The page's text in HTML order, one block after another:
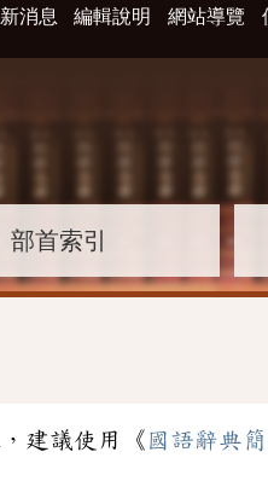
消息 編輯說明 網站導覽
部首索引
建議使用《 國語辭典